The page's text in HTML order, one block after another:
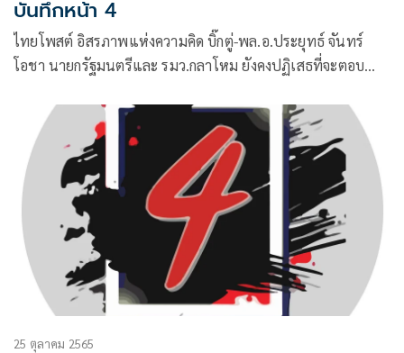
บันทึกหน้า 4
ไทยโพสต์ อิสรภาพแห่งความคิด บิ๊กตู่-พล.อ.ประยุทธ์ จันทร์
โอชา นายกรัฐมนตรีและ รมว.กลาโหม ยังคงปฏิเสธที่จะตอบ
25 ตุลาคม 2565